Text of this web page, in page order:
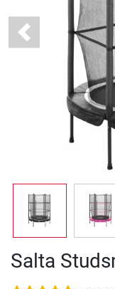
Previous
Salta